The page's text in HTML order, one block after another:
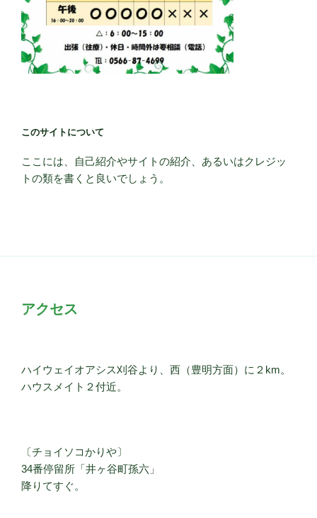
このサイトについて
ここには、自己紹介やサイトの紹介、あるいはクレジッ
トの類を書くと良いでしょう。
アクセス
ハイウェイオアシス刈谷より、西（豊明方面）に２km。
ハウスメイト２付近。
〔チョイソコかりや〕
34番停留所「井ヶ谷町孫六」
降りてすぐ。